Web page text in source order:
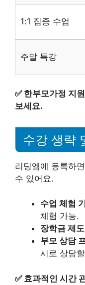
1:1 집중 수업
주말 특강
✅ 한부모가정 지
보세요.
수강 생략
리딩엠에 등록하
수 있어요.
수업 체험
체험 가능.
장학금 제도
부모 상담
시로 상담
✅ 효과적인 시간